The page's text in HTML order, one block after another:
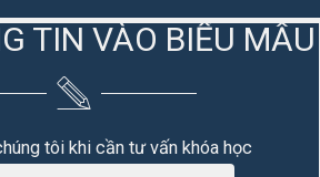
TIN VÀO BIỂU MẪU
tôi khi cần tư vấn khóa học